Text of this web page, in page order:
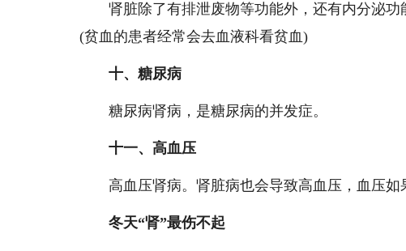
肾脏除了有排泄废物等功能外，还有内分泌功
(贫血的患者经常会去血液科看贫血)
十、糖尿病
糖尿病肾病，是糖尿病的并发症。
十一、高血压
高血压肾病。肾脏病也会导致高血压，血压如
冬天“肾”最伤不起